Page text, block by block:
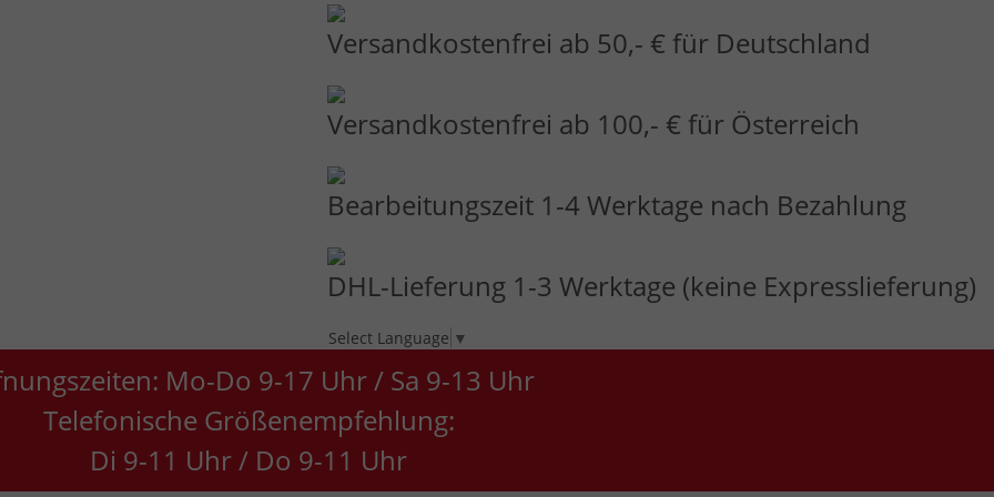
Versandkostenfrei ab 50,- € für Deutschland
Versandkostenfrei ab 100,- € für Österreich
Bearbeitungszeit 1-4 Werktage nach Bezahlung
DHL-Lieferung 1-3 Werktage (keine Expresslieferung)
Select Language ▼
Mo-Do 9-17 Uhr / Sa 9-13 Uhr
Telefonische Größenempfehlung:
Di 9-11 Uhr / Do 9-11 Uhr